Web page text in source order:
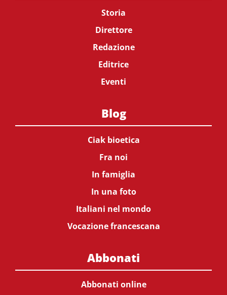
Storia
Direttore
Redazione
Editrice
Eventi
Blog
Ciak bioetica
Fra noi
In famiglia
In una foto
Italiani nel mondo
Vocazione francescana
Abbonati
Abbonati online